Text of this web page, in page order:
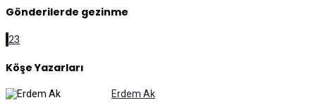
Gönderilerde gezinme
123
Köşe Yazarları
Erdem Ak